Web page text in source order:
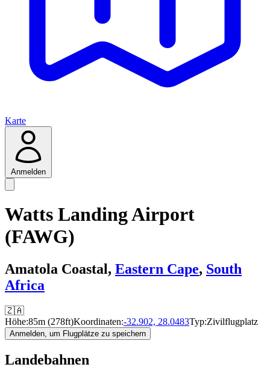
Karte
Anmelden
Watts Landing Airport
(FAWG)
Amatola Coastal, Eastern Cape, South
Africa
🇿🇦
Höhe:85m (278ft)Koordinaten:-32.902, 28.0483Typ:Zivilflugplatz
Anmelden, um Flugplätze zu speichern
Landebahnen